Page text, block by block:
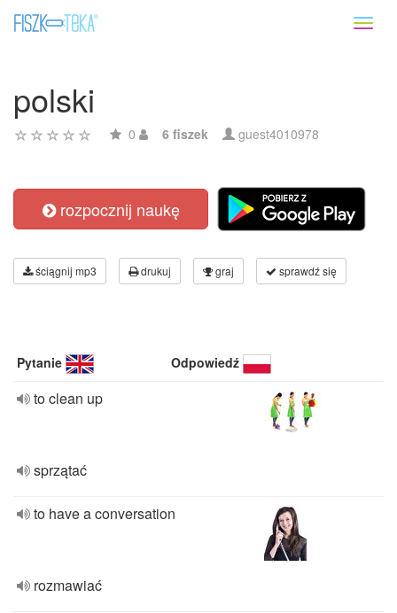
polski
0 6 fiszek guest4010978
rozpocznij naukę
ściągnij mp3 drukuj graj sprawdź się
Pytanie Odpowiedź
to clean up
sprzątać
to have a conversation
rozmawiać